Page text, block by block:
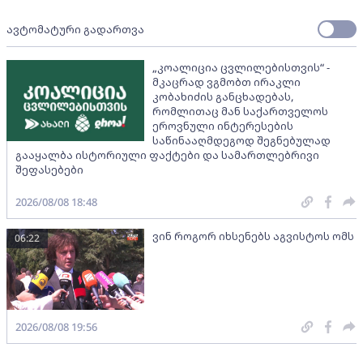
ავტომატური გადართვა
„კოალიცია ცვლილებისთვის“ -
მკაცრად ვგმობთ ირაკლი
კობახიძის განცხადებას,
რომლითაც მან საქართველოს
ეროვნული ინტერესების
საწინააღმდეგოდ შეგნებულად
გააყალბა ისტორიული ფაქტები და სამართლებრივი
შეფასებები
2026/08/08 18:48
ვინ როგორ იხსენებს აგვისტოს ომს
06:22
2026/08/08 19:56